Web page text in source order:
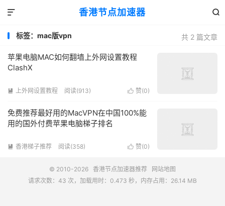
香港节点加速器 

共 2 篇文章
标签：mac版vpn
苹果电脑MAC如何翻墙上外网设置教程
ClashX
 赞(0)
 上外网设置教程 阅读(913)
免费推荐最好用的MacVPN在中国100%能
用的国外付费苹果电脑梯子排名
 赞(0)
 香港梯子推荐 阅读(358)
© 2010-2026 香港节点加速器推荐
网站地图
请求次数：43 次，加载用时：0.473 秒，内存占用：26.14 MB